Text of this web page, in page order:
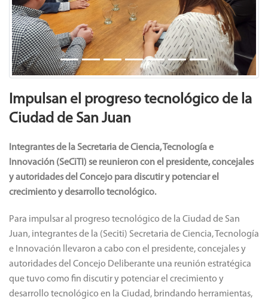
Impulsan el progreso tecnológico de la
Ciudad de San Juan
Integrantes de la Secretaria de Ciencia, Tecnología e
Innovación (SeCiTI) se reunieron con el presidente, concejales
y autoridades del Concejo para discutir y potenciar el
crecimiento y desarrollo tecnológico.
Para impulsar al progreso tecnológico de la Ciudad de San
Juan, integrantes de la (Seciti) Secretaria de Ciencia, Tecnología
e Innovación llevaron a cabo con el presidente, concejales y
autoridades del Concejo Deliberante una reunión estratégica
que tuvo como fin discutir y potenciar el crecimiento y
desarrollo tecnológico en la Ciudad, brindando herramientas,